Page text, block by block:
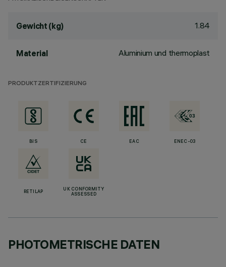
Gewicht (kg) 1.84
Material Aluminium und thermoplast
PRODUKTZERTIFIZIERUNG
BIS CE EAC ENEC-03
RETILAP
UK CONFORMITY
ASSESSED
PHOTOMETRISCHE DATEN